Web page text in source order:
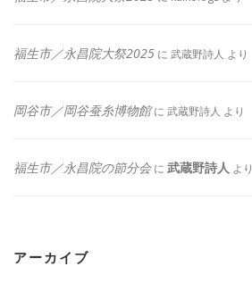
福生市／永昌院大祭2025 に 武蔵野詩人 より
岡谷市／岡谷蚕糸博物館に 武蔵野詩人 より
福生市／永昌院の節分会に 武蔵野詩人 より
アーカイブ